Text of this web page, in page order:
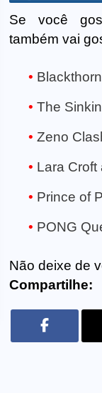
Se você
também vai
The
Zeno
Lara Croft
Prince of
PONG
Não deixe de
Compartilhe: